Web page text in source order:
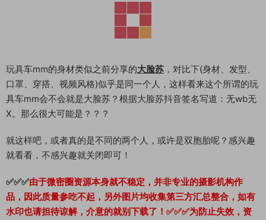
玩具车mm的身材类似之前分享的大脸苏 ，对比下(身材、发型、
口罩、穿搭、视频风格)似乎是同一个人，这样看来这个所谓的玩
具车mm会不会就是大脸苏？根据大脸苏抖音签名写道：无wb无
X。那么很大可能是？？？
就这样吧，或者真的是不同的两个人，或许是双胞胎呢？感兴趣
就看看，不感兴趣就关闭即可！
✅✅✅由于微密圈资源本身就不稳定，并非专业的摄影机构作
品，因此质量参吃不起，另外图片均收集第三方汇总整合，如有
水印也请担待谅解，介意的就别下载了！✅✅✅为防止失效，资